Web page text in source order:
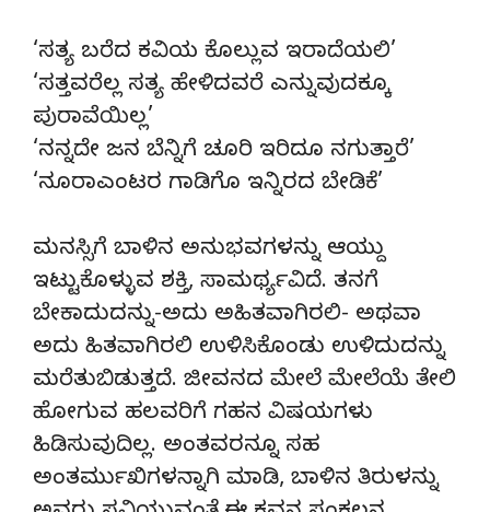
‘ಸತ್ಯ ಬರೆದ ಕವಿಯ ಕೊಲ್ಲುವ ಇರಾದೆಯಲಿ’
‘ಸತ್ತವರೆಲ್ಲ ಸತ್ಯ ಹೇಳಿದವರೆ ಎನ್ನುವುದಕ್ಕೂ
ಪುರಾವೆಯಿಲ್ಲ’
‘ನನ್ನದೇ ಜನ ಬೆನ್ನಿಗೆ ಚೂರಿ ಇರಿದೂ ನಗುತ್ತಾರೆ’
‘ನೂರಾಎಂಟರ ಗಾಡಿಗೊ ಇನ್ನಿರದ ಬೇಡಿಕೆ’
ಮನಸ್ಸಿಗೆ ಬಾಳಿನ ಅನುಭವಗಳನ್ನು ಆಯ್ದು
ಇಟ್ಟುಕೊಳ್ಳುವ ಶಕ್ತಿ, ಸಾಮರ್ಥ್ಯವಿದೆ. ತನಗೆ
ಬೇಕಾದುದನ್ನು-ಅದು ಅಹಿತವಾಗಿರಲಿ- ಅಥವಾ
ಅದು ಹಿತವಾಗಿರಲಿ ಉಳಿಸಿಕೊಂಡು ಉಳಿದುದನ್ನು
ಮರೆತುಬಿಡುತ್ತದೆ. ಜೀವನದ ಮೇಲೆ ಮೇಲೆಯೆ ತೇಲಿ
ಹೋಗುವ ಹಲವರಿಗೆ ಗಹನ ವಿಷಯಗಳು
ಹಿಡಿಸುವುದಿಲ್ಲ. ಅಂತವರನ್ನೂ ಸಹ
ಅಂತರ್ಮುಖಿಗಳನ್ನಾಗಿ ಮಾಡಿ, ಬಾಳಿನ ತಿರುಳನ್ನು